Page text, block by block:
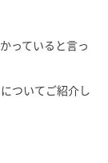
ベント参加
っていると言っ
ついてご紹介し